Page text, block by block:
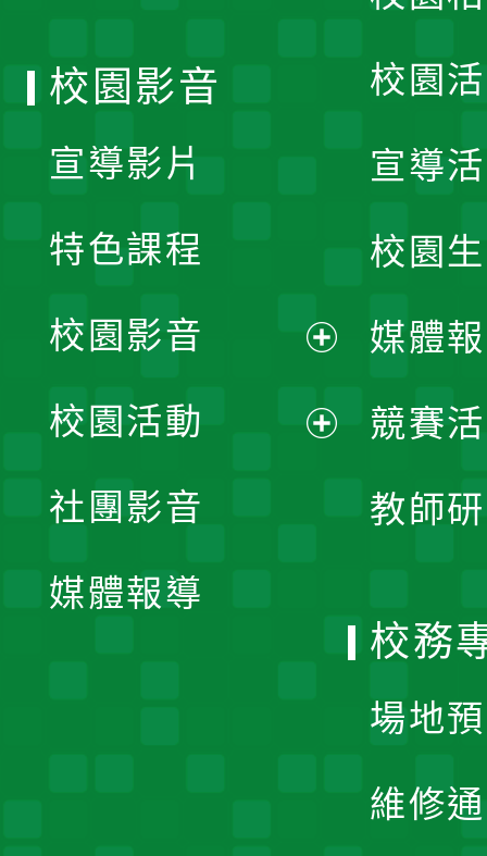
校園
宣導
校園
媒體
競賽
教師
校園影音
宣導影片
特色課程
校園影音
開
校園活動
社團影音
媒體報導
校務
場地
維修